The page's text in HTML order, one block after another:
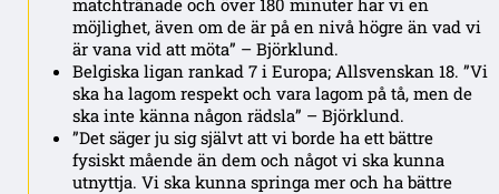
matchtränade och över 180 minuter har vi en
möjlighet, även om de är på en nivå högre än vad vi
är vana vid att möta” – Björklund.
Belgiska ligan rankad 7 i Europa; Allsvenskan 18. ”Vi
ska ha lagom respekt och vara lagom på tå, men de
ska inte känna någon rädsla” – Björklund.
”Det säger ju sig självt att vi borde ha ett bättre
fysiskt mående än dem och något vi ska kunna
utnyttja. Vi ska kunna springa mer och ha bättre